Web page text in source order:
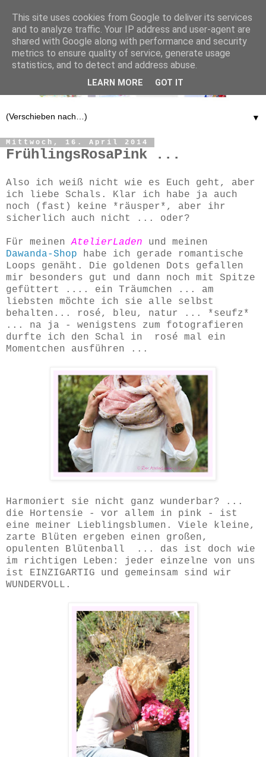
▼
Mittwoch, 16. April 2014
FrühlingsRosaPink ...
Also ich weiß nicht wie es Euch geht, aber
ich liebe Schals. Klar ich habe ja auch
noch (fast) keine *räusper*, aber ihr
sicherlich auch nicht ... oder?
Für meinenAtelierLaden und meinen
Dawanda-Shop habe ich gerade romantische
Loops genäht. Die goldenen Dots gefallen
mir besonders gut und dann noch mit Spitze
gefüttert .... ein Träumchen ... am
liebsten möchte ich sie alle selbst
behalten... rosé, bleu, natur ... *seufz*
... na ja - wenigstens zum fotografieren
durfte ich den Schal in rosé mal ein
Momentchen ausführen ...
Harmoniert sie nicht ganz wunderbar? ...
die Hortensie - vor allem in pink - ist
eine meiner Lieblingsblumen. Viele kleine,
zarte Blüten ergeben einen großen,
opulenten Blütenball ... das ist doch wie
im richtigen Leben: jeder einzelne von uns
ist EINZIGARTIG und gemeinsam sind wir
WUNDERVOLL.
This site uses cookies from Google to deliver its services
and to analyze traffic. Your IP address and user-agent are
shared with Google along with performance and security
metrics to ensure quality of service, generate usage
statistics, and to detect and address abuse.
LEARN MORE GOT IT